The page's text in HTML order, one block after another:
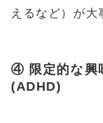
えるなど）が大
④ 限定的な興
(ADHD)